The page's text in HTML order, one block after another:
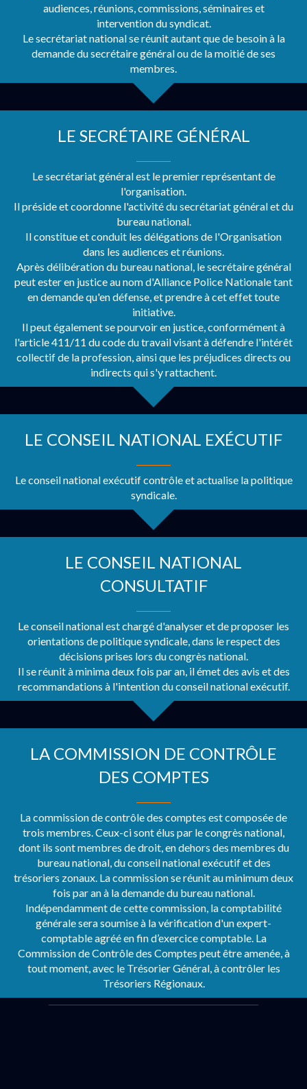
audiences, réunions, commissions, séminaires et
intervention du syndicat.
Le secrétariat national se réunit autant que de besoin à la
demande du secrétaire général ou de la moitié de ses
membres.
LE SECRÉTAIRE GÉNÉRAL
Le secrétariat général est le premier représentant de
l'organisation.
Il préside et coordonne l'activité du secrétariat général et du
bureau national.
Il constitue et conduit les délégations de l'Organisation
dans les audiences et réunions.
Après délibération du bureau national, le secrétaire général
peut ester en justice au nom d'Alliance Police Nationale tant
en demande qu'en défense, et prendre à cet effet toute
initiative.
Il peut également se pourvoir en justice, conformément à
l'article 411/11 du code du travail visant à défendre l'intérêt
collectif de la profession, ainsi que les préjudices directs ou
indirects qui s'y rattachent.
LE CONSEIL NATIONAL EXÉCUTIF
Le conseil national exécutif contrôle et actualise la politique
syndicale.
LE CONSEIL NATIONAL
CONSULTATIF
Le conseil national est chargé d'analyser et de proposer les
orientations de politique syndicale, dans le respect des
décisions prises lors du congrès national.
Il se réunit à minima deux fois par an, il émet des avis et des
recommandations à l'intention du conseil national exécutif.
LA COMMISSION DE CONTRÔLE
DES COMPTES
La commission de contrôle des comptes est composée de
trois membres. Ceux-ci sont élus par le congrès national,
dont ils sont membres de droit, en dehors des membres du
bureau national, du conseil national exécutif et des
trésoriers zonaux. La commission se réunit au minimum deux
fois par an à la demande du bureau national.
Indépendamment de cette commission, la comptabilité
générale sera soumise à la vérification d'un expert-
comptable agréé en fin d’exercice comptable. La
Commission de Contrôle des Comptes peut être amenée, à
tout moment, avec le Trésorier Général, à contrôler les
Trésoriers Régionaux.